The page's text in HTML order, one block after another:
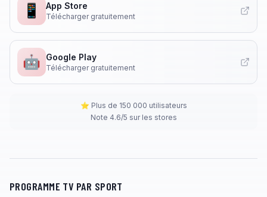
📱 App Store
Télécharger gratuitement
🤖 Google Play
Télécharger gratuitement
⭐ Plus de 150 000 utilisateurs
Note 4.6/5 sur les stores
PROGRAMME TV PAR SPORT